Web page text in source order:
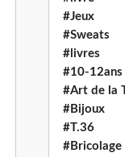
#Jeux
#Sweats
#livres
#10-12ans
#Art de la
#Bijoux
#T.36
#Bricolage